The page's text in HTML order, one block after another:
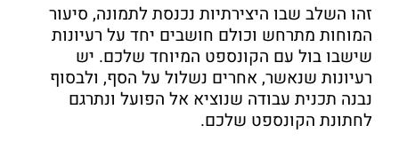
זהו השלב שבו היצירתיות נכנסת לתמונה, סיעור
המוחות מתרחש וכולם חושבים יחד על רעיונות
שישבו בול עם הקונספט המיוחד שלכם. יש
רעיונות שנאשר, אחרים נשלול על הסף, ולבסוף
נבנה תכנית עבודה שנוציא אל הפועל ונתרגם
לחתונת הקונספט שלכם.